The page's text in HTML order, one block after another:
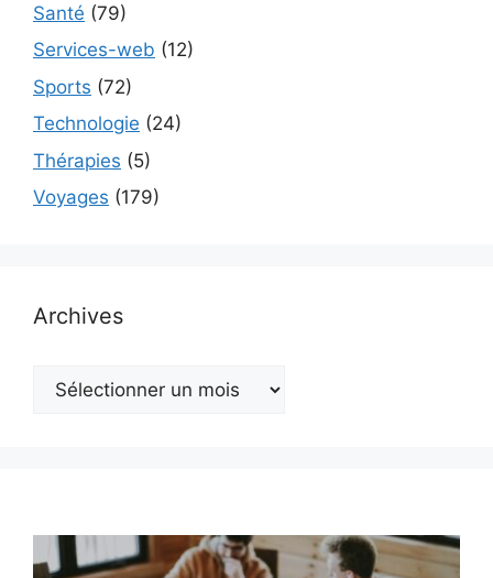
Santé (79)
Services-web (12)
Sports (72)
Technologie (24)
Thérapies (5)
Voyages (179)
Archives
Archives